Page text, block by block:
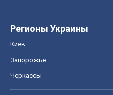
Регионы Украины
Киев
Запорожье
Черкассы